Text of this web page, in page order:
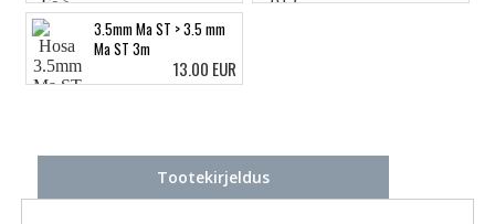
3.5mm Ma ST > 3.5 mm
Ma ST 3m
13.00 EUR
Tootekirjeldus